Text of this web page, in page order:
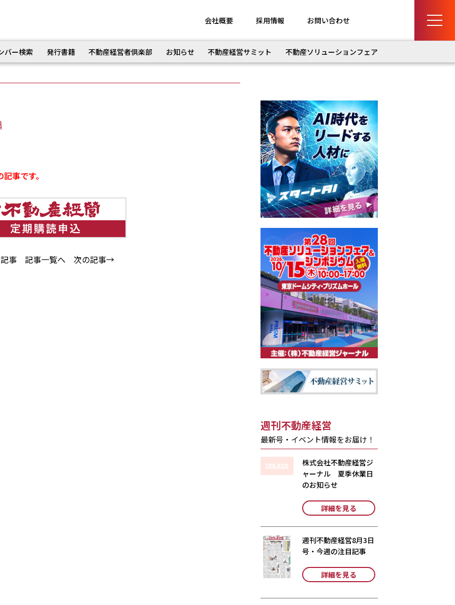
会社概要 採用情報 お問い合わせ
バー検索 発行書籍 不動産経営者倶楽部 お知らせ 不動産経営サミット 不動産ソリューションフェア
事です。
事 記事一覧へ 次の記事→
週刊不動産経営
最新号・イベント情報をお届け！
株式会社不動産経営ジ
ャーナル 夏季休業日
のお知らせ
詳細を見る
週刊不動産経営8月3日
号・今週の注目記事
詳細を見る